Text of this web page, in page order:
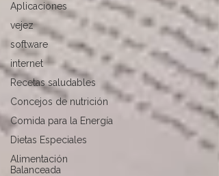
Aplicaciones
vejez
software
internet
Recetas saludables
Concejos de nutrición
Comida para la Energía
Dietas Especiales
Alimentación
Balanceada